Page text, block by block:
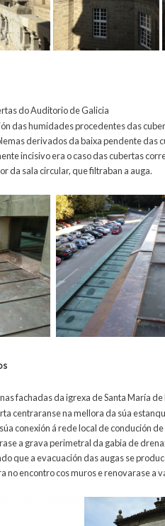
do Auditorio de Galicia
das humidades procedentes das
derivados da baixa pendente das
incisivo era o caso das cubertas
da sala circular, que filtraban a auga.
fachadas da igrexa de Santa María
centraranse na mellora da súa
conexión á rede local de condución
a grava perimetral da gabia de
que a evacuación das augas se
no encontro cos muros e renovarase a